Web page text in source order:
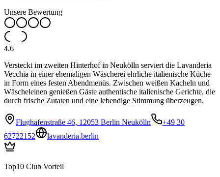
Unsere Bewertung
4.6
Versteckt im zweiten Hinterhof in Neukölln serviert die Lavanderia
Vecchia in einer ehemaligen Wäscherei ehrliche italienische Küche
in Form eines festen Abendmenüs. Zwischen weißen Kacheln und
Wäscheleinen genießen Gäste authentische italienische Gerichte, die
durch frische Zutaten und eine lebendige Stimmung überzeugen.
Flughafenstraße 46, 12053 Berlin Neukölln
+49 30
62722152
lavanderia.berlin
Top10 Club Vorteil